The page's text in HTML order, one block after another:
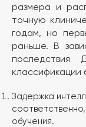
размера и
точную
годам, но
раньше. В
классификации
Задержка
обучения.